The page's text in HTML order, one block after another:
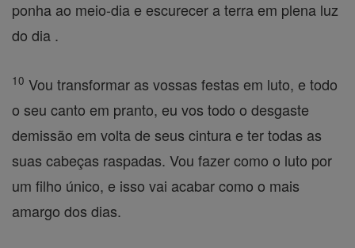
ponha ao meio-dia e escurecer a terra em plena luz
do dia .
10 Vou transformar as vossas festas em luto, e todo
o seu canto em pranto, eu vos todo o desgaste
demissão em volta de seus cintura e ter todas as
suas cabeças raspadas. Vou fazer como o luto por
um filho único, e isso vai acabar como o mais
amargo dos dias.